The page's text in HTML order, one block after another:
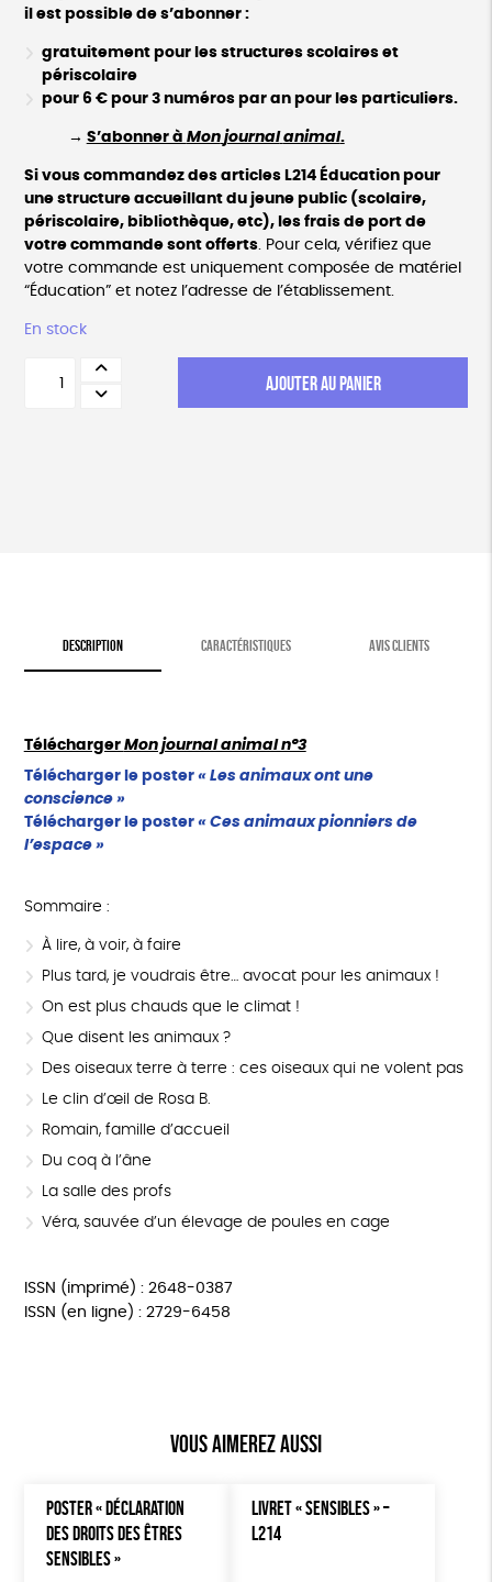
il est possible de s’abonner :
gratuitement pour les structures scolaires et
périscolaire
pour 6 € pour 3 numéros par an pour lesparticuliers.
→ S’abonner à Mon journal animal.
Si vous commandez des articles L214 Éducation pour
une structure accueillant du jeune public (scolaire,
périscolaire, bibliothèque, etc), les frais de port de
votre commande sont offerts. Pour cela, vérifiez que
votre commande est uniquement composée de matériel
“Éducation” et notez l’adresse de l’établissement.
En stock
AJOUTER AU PANIER
DESCRIPTION CARACTÉRISTIQUES AVIS CLIENTS
Télécharger Mon journal animal n°3
Télécharger le poster « Les animaux ont une
conscience »
Télécharger le poster « Ces animaux pionniers de
l’espace »
Sommaire :
À lire, à voir, à faire
Plus tard, je voudrais être… avocat pour les animaux !
On est plus chauds que le climat !
Que disent les animaux ?
Des oiseaux terre à terre : ces oiseaux qui ne volent pas
Le clin d’œil de Rosa B.
Romain, famille d’accueil
Du coq à l’âne
La salle des profs
Véra, sauvée d’un élevage de poules en cage
ISSN (imprimé) : 2648-0387
ISSN (en ligne) : 2729-6458
Vous aimerez aussi
POSTER « DÉCLARATION
DES DROITS DES ÊTRES
SENSIBLES »
LIVRET « SENSIBLES » –
L214